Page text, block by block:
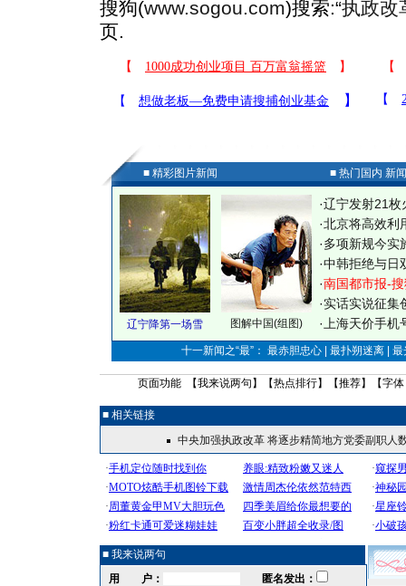
搜狗(www.sogou.com)搜索:“执政改
页.
■ 精彩图片新闻 ■ 热门国内 新
辽宁降第一场雪 图解中国(组图)
·辽宁发射21枚
·北京将高效利
·多项新规今实
·中韩拒绝与日
·南国都市报-
·实话实说征集
· 上海天价手
十一新闻之“最”： 最赤胆忠心 | 最扑朔迷离 |
页面功能 【我来说两句 】【热点排行】【推荐】【字体
■ 相关链接
中央加强执政改革 将逐步精简地方党委副职人
■ 我来说两句
用 户：
匿名发出：